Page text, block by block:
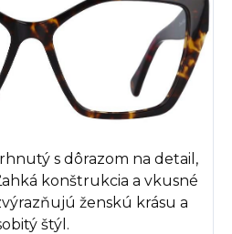
s dôrazom na detail,
konštrukcia a vkusné
ženskú krásu a
štýl.